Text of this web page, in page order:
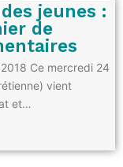
jeunes :
de
Ce mercredi 24
vient
et…